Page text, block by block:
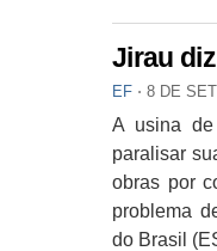
Jirau
EF ⋅ 8 DE
A usina
paralisar
obras por
problema
do Brasil